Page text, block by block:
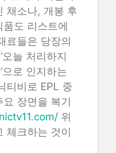
채소나, 개봉 후
도 리스트에
료들은 당장의
늘 처리하지
으로 인지하는
티비로 EPL 중
장면을 복기
위
체크하는 것이